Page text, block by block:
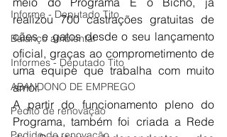
Informe - Deputado Tito
Balanço ambiental
Informes - Deputado Tito
ABANDONO DE EMPREGO
Pedito de renovação
realizou 700 castrações gratuitas de
cães e gatos desde o seu lançamento
oficial, graças ao comprometimento de
uma equipe que trabalha com muito
amor.
A partir do funcionamento pleno do
Programa, também foi criada a Rede